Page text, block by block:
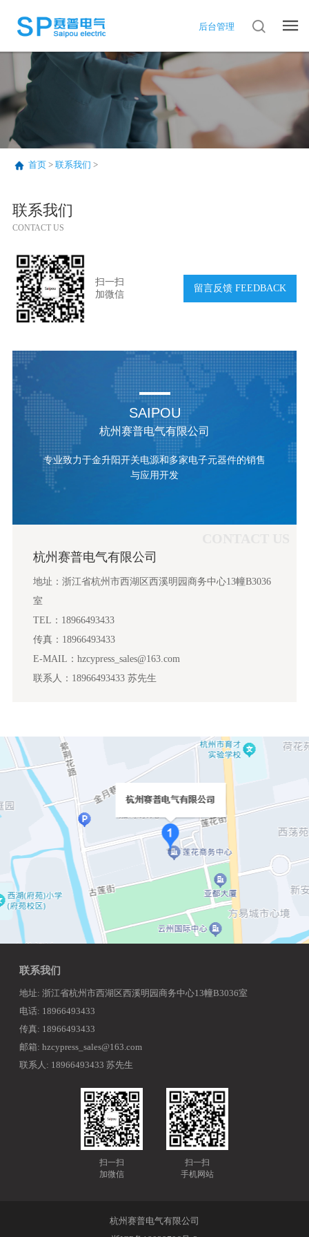
后台管理
首页> 联系我们 >
联系我们
CONTACT US
扫一扫
加微信
留言反馈 FEEDBACK
SAIPOU
杭州赛普电气有限公司
专业致力于金升阳开关电源和多家电子元器件的销售
与应用开发
杭州赛普电气有限公司
地址：浙江省杭州市西湖区西溪明园商务中心13幢B3036
室
TEL：18966493433
传真：18966493433
E-MAIL：hzcypress_sales@163.com
联系人：18966493433 苏先生
联系我们
地址: 浙江省杭州市西湖区西溪明园商务中心13幢B3036室
电话: 18966493433
传真: 18966493433
邮箱: hzcypress_sales@163.com
联系人: 18966493433 苏先生
扫一扫
加微信
扫一扫
手机网站
杭州赛普电气有限公司